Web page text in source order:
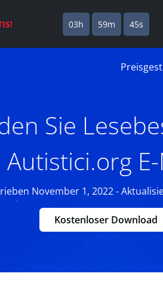
Sie
November 1, 2022 -
Kostenloser Download
03h 59m 45s